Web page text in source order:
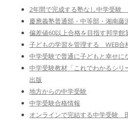
2年間で完成する塾なし中学受験
慶應義塾普通部・中等部・湘南
偏差値60以上合格を目指す邦学館
子どもの学習を管理する WEB合
中学受験で普通に子どもと幸せに
中学受験教材「これでわかるシリ
出版
地方からの中学受験
中学受験合格情報
オンラインで完結する中学受験